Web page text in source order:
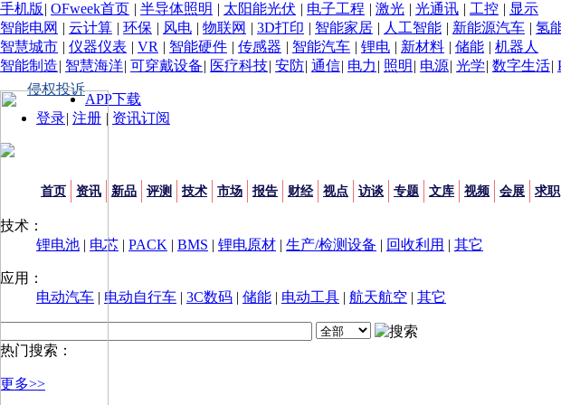
手机版 | OFweek首页 | 半导体照明 | 太阳能光伏 | 电子工程 | 激光 | 光通讯 | 工控 | 显示
智能电网 | 云计算 | 环保 | 风电 | 物联网 | 3D打印 | 智能家居 | 人工智能 | 新能源汽车 | 氢
智慧城市 | 仪器仪表 | VR | 智能硬件 | 传感器 | 智能汽车 | 锂电 | 新材料 | 储能 | 机器人
智能制造| 智慧海洋| 可穿戴设备| 医疗科技| 安防| 通信| 电力 | 照明 | 电源| 光学| 数字生活|
侵权投诉
APP下载
登录| 注册 | 资讯订阅
首页 资讯 新品 评测 技术 市场 报告 财经 视点 访谈 专题 文库 视频 会展 求职
技术：
锂电池 | 电芯 | PACK | BMS | 锂电原材 | 生产/检测设备 | 回收利用 | 其它
应用：
电动汽车 | 电动自行车 | 3C数码 | 储能 | 电动工具 | 航天航空 | 其它
热门搜索：
更多>>